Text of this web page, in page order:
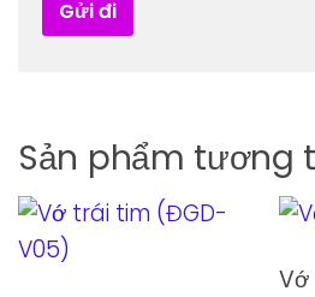
Sản phẩm tương